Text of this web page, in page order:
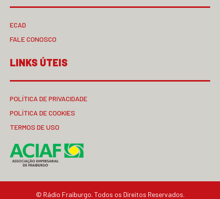
ECAD
FALE CONOSCO
LINKS ÚTEIS
POLÍTICA DE PRIVACIDADE
POLÍTICA DE COOKIES
TERMOS DE USO
© Rádio Fraiburgo. Todos os Direitos Reservados.